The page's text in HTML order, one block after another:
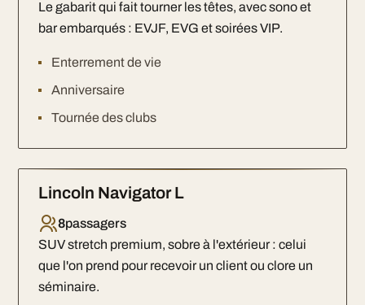
Le gabarit qui fait tourner les têtes, avec sono et
bar embarqués : EVJF, EVG et soirées VIP.
Enterrement de vie
Anniversaire
Tournée des clubs
Lincoln Navigator L
8passagers
SUV stretch premium, sobre à l'extérieur : celui
que l'on prend pour recevoir un client ou clore un
séminaire.